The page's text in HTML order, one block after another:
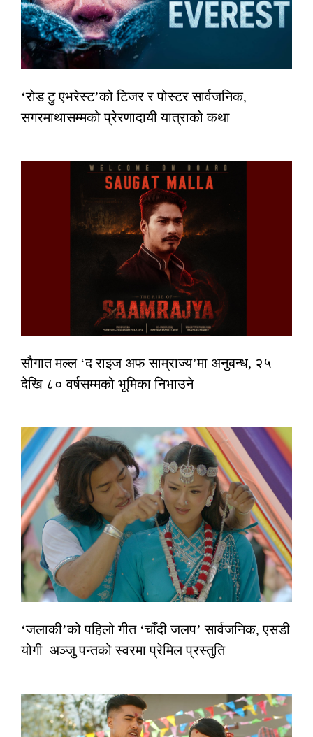
‘रोड टु एभरेस्ट’को टिजर र पोस्टर सार्वजनिक,
सगरमाथासम्मको प्रेरणादायी यात्राको कथा
सौगात मल्ल ‘द राइज अफ साम्राज्य’मा अनुबन्ध, २५
देखि ८० वर्षसम्मको भूमिका निभाउने
‘जलाकी’को पहिलो गीत ‘चाँदी जलप’ सार्वजनिक, एसडी
योगी–अञ्जु पन्तको स्वरमा प्रेमिल प्रस्तुति